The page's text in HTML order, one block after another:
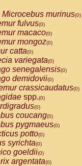
Microcebus murinus(0)
fulvus(0)
macaco(0)
mongoz(0)
catta(0)
variegata(0)
senegalensis(0)
demidovii(0)
crassicaudatus(0)
spp.(0)
(0)
coucang(0)
pygmaeus(0)
potto(0)
syrichta(0)
goeldii(0)
argentata(0)